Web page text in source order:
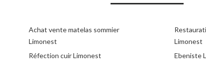
Achat vente matelas sommier
Limonest
Réfection cuir Limonest
Limonest
Ebeniste